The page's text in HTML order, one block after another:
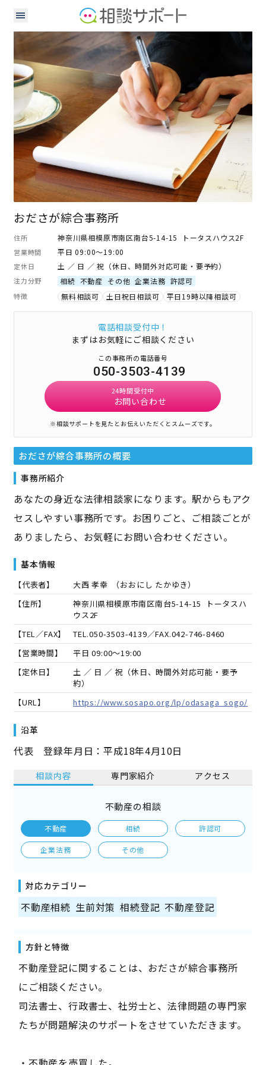
行政書士 社会保険労務士
おださが綜合事務所
住所 神奈川県相模原市南区南台5-14-15 トータスハウス2F
営業時間 平日 09:00～19:00
定休日 土 ／ 日 ／ 祝（休日、時間外対応可能・要予約）
注力分野 相続 不動産 その他 企業法務 許認可
特徴 無料相談可 土日祝日相談可 平日19時以降相談可
電話相談受付中！
まずはお気軽にご相談ください
この事務所の電話番号
050-3503-4139
24時間受付中
お問い合わせ
※相談サポートを見たとお伝えいただくとスムーズです。
おださが綜合事務所の概要
事務所紹介
あなたの身近な法律相談家になります。駅からもアク
セスしやすい事務所です。お困りごと、ご相談ごとが
ありましたら、お気軽にお問い合わせください。
基本情報
【代表者】 大西 孝幸 （おおにし たかゆき）
【住所】
神奈川県相模原市南区南台5-14-15 トータスハ
ウス2F
【TEL／FAX】
TEL.050-3503-4139／FAX.042-746-8460
【営業時間】
平日 09:00～19:00
【定休日】
土 ／ 日 ／ 祝（休日、時間外対応可能・要予
約）
【URL】
https://www.sosapo.org/lp/odasaga_sogo/
沿革
代表 登録年月日：平成18年4月10日
相談内容 専門家紹介 アクセス
不動産の相談
不動産 相続 許認可
企業法務 その他
対応カテゴリー
不動産相続 生前対策 相続登記 不動産登記
方針と特徴
不動産登記に関することは、おださが綜合事務所
にご相談ください。
司法書士、行政書士、社労士と、法律問題の専門家
たちが問題解決のサポートをさせていただきます。